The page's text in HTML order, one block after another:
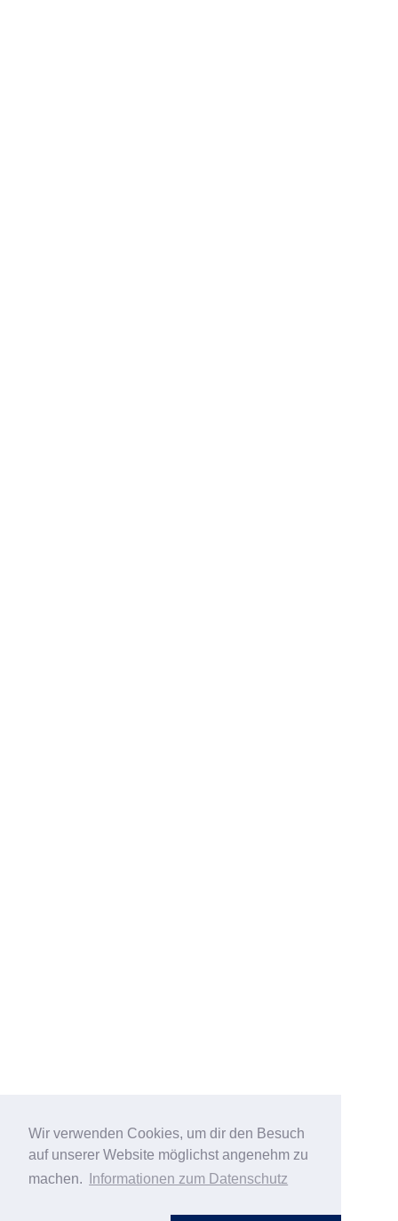
Wir verwenden Cookies, um dir den Besuch
auf unserer Website möglichst angenehm zu
machen.
Informationen zum Datenschutz